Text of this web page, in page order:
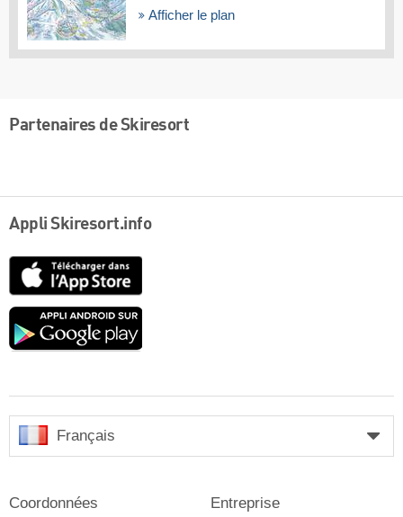
Afficher le plan
Partenaires de Skiresort
Appli Skiresort.info
Google
Français
Coordonnées Entreprise